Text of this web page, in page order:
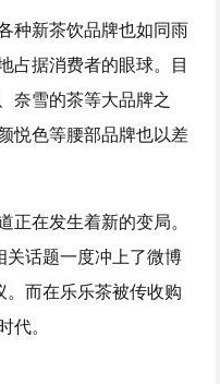
种新茶饮品牌也如同雨
占据消费者的眼球。目
奈雪的茶等大品牌之
悦色等腰部品牌也以差
在发生着新的变局。
关话题一度冲上了微博
。而在乐乐茶被传收购
。